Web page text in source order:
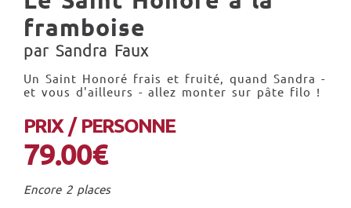
framboise
par Sandra Faux
Un Saint Honoré frais et fruité, quand Sandra -
et vous d'ailleurs - allez monter sur pâte filo !
PRIX / PERSONNE
79.00€
Encore 2 places